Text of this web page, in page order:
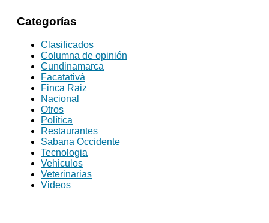
Categorías
Clasificados
Columna de opinión
Cundinamarca
Facatativá
Finca Raiz
Nacional
Otros
Política
Restaurantes
Sabana Occidente
Tecnologia
Vehiculos
Veterinarias
Videos